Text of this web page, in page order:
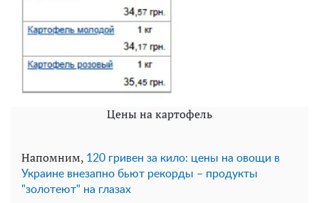
Цены на картофель
Напомним, 120 гривен за кило: цены на овощи в
Украине внезапно бьют рекорды – продукты
"золотеют" на глазах